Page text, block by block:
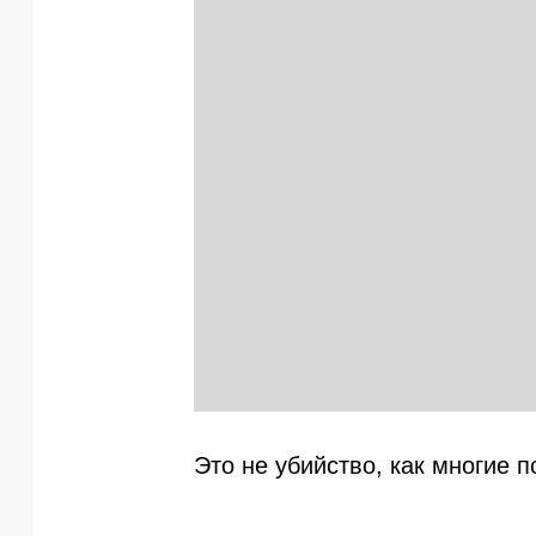
Это не убийство, как многие